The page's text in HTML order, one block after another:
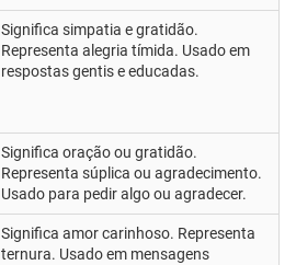
Significa simpatia e gratidão.
Representa alegria tímida. Usado em
respostas gentis e educadas.
Significa oração ou gratidão.
Representa súplica ou agradecimento.
Usado para pedir algo ou agradecer.
Significa amor carinhoso. Representa
ternura. Usado em mensagens